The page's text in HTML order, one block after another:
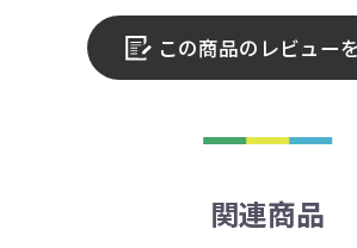
この商品のレビュー
関連商品